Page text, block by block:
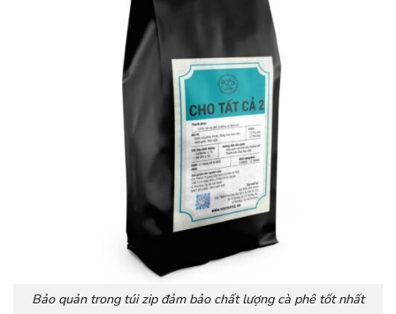
Bảo quản trong túi zip đảm bảo chất lượng cà phê tốt nhất